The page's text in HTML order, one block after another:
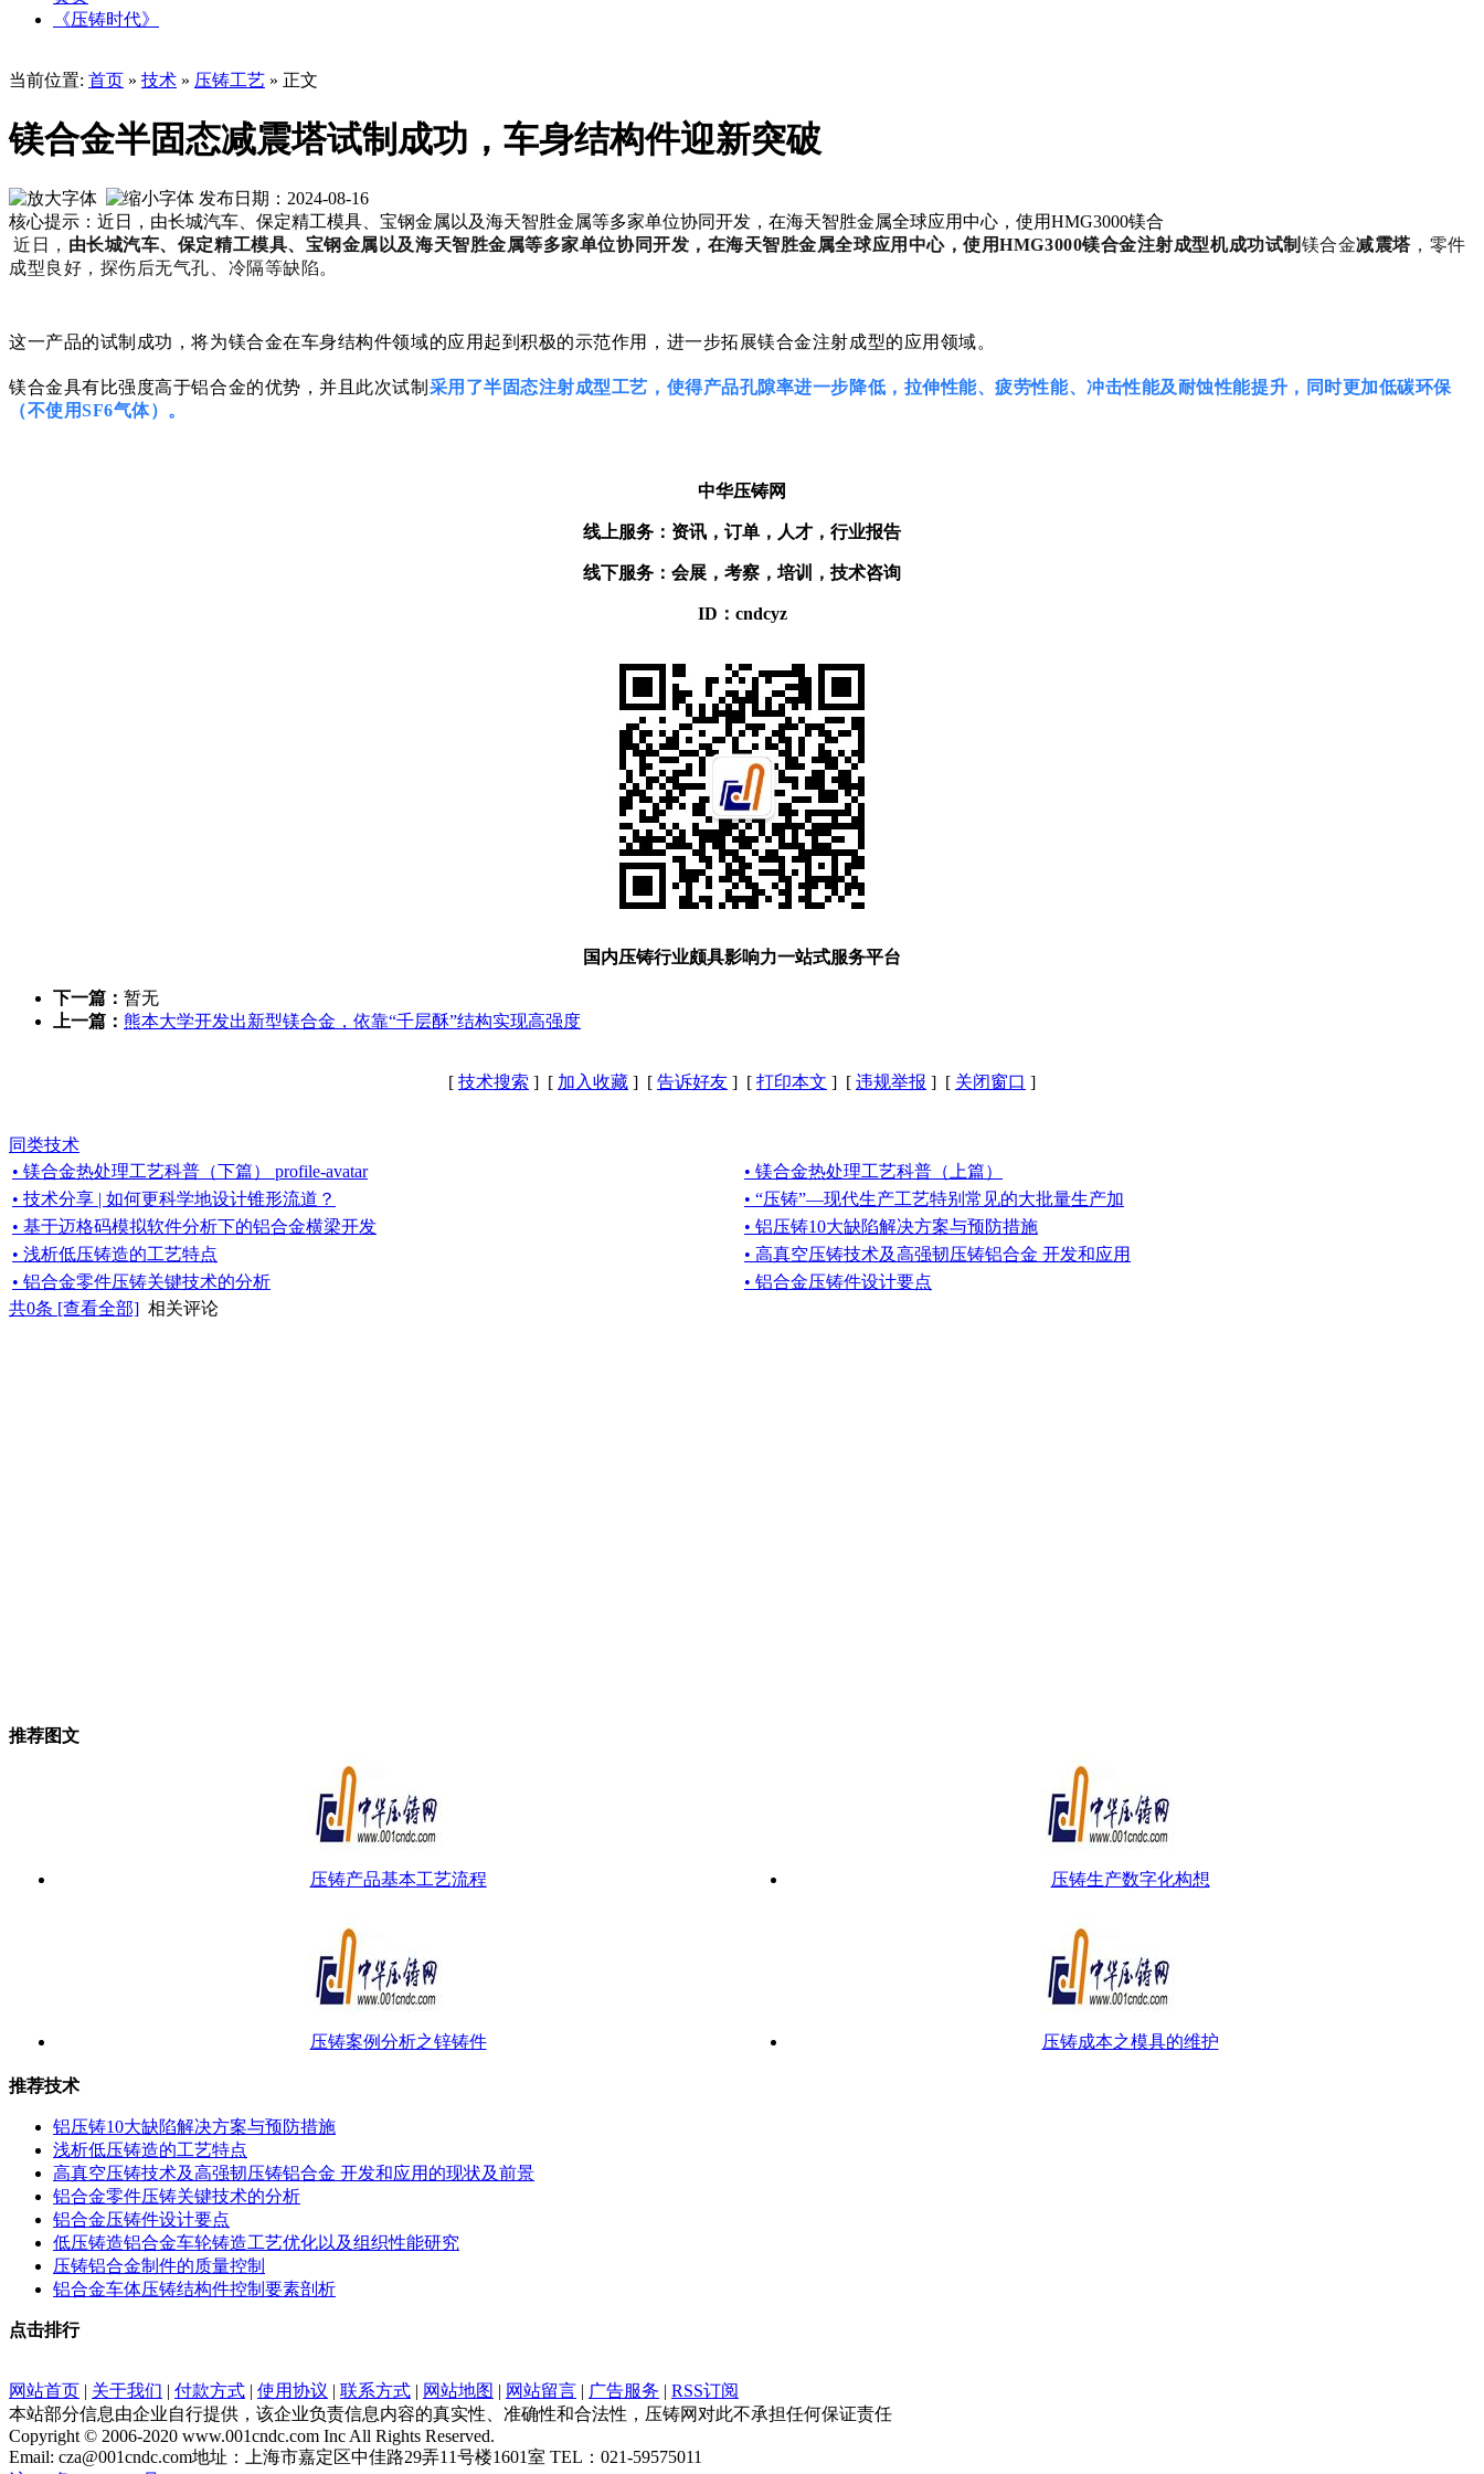
《压铸时代》
当前位置: 首页 » 技术 » 压铸工艺 » 正文
镁合金半固态减震塔试制成功，车身结构件迎新突破
发布日期：2024-08-16
核心提示：近日，由长城汽车、保定精工模具、宝钢金属以及海天智胜金属等多家单位协同开发，在海天智胜金属全球应用中心，使用HMG3000镁合
近日， 由长城汽车、保定精工模具、宝钢金属以及海天智胜金属等多家单位协同开发 ，在海天智胜金属全球应用中心，使用HMG3000镁合金注射成型机成功试制 镁合金减震塔 ，零件
成型良好，探伤后无气孔、冷隔等缺陷。
这一产品的试制成功，将为镁合金在车身结构件领域的应用起到积极的示范作用，进一步拓展镁合金注射成型的应用领域。
镁合金具有比强度高于铝合金的优势，并且此次试制 采用了半固态注射成型工艺，使得产品孔隙率进一步降低，拉伸性能、疲劳性能、冲击性能及耐蚀性能提升，同时更加低碳环保
（不使用SF6气体）。
中华压铸网
线上服务：资讯，订单，人才，行业报告
线下服务：会展，考察，培训，技术咨询
ID：cndcyz
国内压铸行业颇具影响力一站式服务平台
下一篇： 暂无
上一篇： 熊本大学开发出新型镁合金，依靠“千层酥”结构实现高强度
[ 技术搜索 ] [ 加入收藏 ] [ 告诉好友 ] [ 打印本文 ] [ 违规举报 ] [ 关闭窗口 ]
同类技术
• 镁合金热处理工艺科普（下篇） profile-avatar
• 镁合金热处理工艺科普（上篇）
• 技术分享 | 如何更科学地设计锥形流道？
• “压铸”—现代生产工艺特别常见的大批量生产加
• 基于迈格码模拟软件分析下的铝合金横梁开发
• 铝压铸10大缺陷解决方案与预防措施
• 浅析低压铸造的工艺特点
• 高真空压铸技术及高强韧压铸铝合金 开发和应用
• 铝合金零件压铸关键技术的分析
• 铝合金压铸件设计要点
共0条 [查看全部] 相关评论
推荐图文
压铸产品基本工艺流程 压铸生产数字化构想
压铸案例分析之锌铸件 压铸成本之模具的维护
推荐技术
铝压铸10大缺陷解决方案与预防措施
浅析低压铸造的工艺特点
高真空压铸技术及高强韧压铸铝合金 开发和应用的现状及前景
铝合金零件压铸关键技术的分析
铝合金压铸件设计要点
低压铸造铝合金车轮铸造工艺优化以及组织性能研究
压铸铝合金制件的质量控制
铝合金车体压铸结构件控制要素剖析
点击排行
网站首页 | 关于我们 | 付款方式 | 使用协议 | 联系方式 | 网站地图 | 网站留言 | 广告服务 | RSS订阅
本站部分信息由企业自行提供，该企业负责信息内容的真实性、准确性和合法性，压铸网对此不承担任何保证责任
Copyright © 2006-2020 www.001cndc.com Inc All Rights Reserved.
Email: cza@001cndc.com地址：上海市嘉定区中佳路29弄11号楼1601室 TEL：021-59575011